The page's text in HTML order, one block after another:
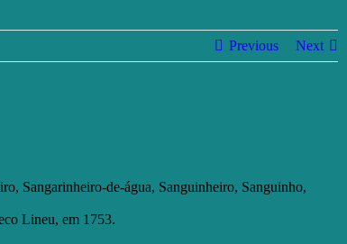
Previous Next
Sangarinheiro-de-água, Sanguinheiro, Sanguinho,
Lineu, em 1753.